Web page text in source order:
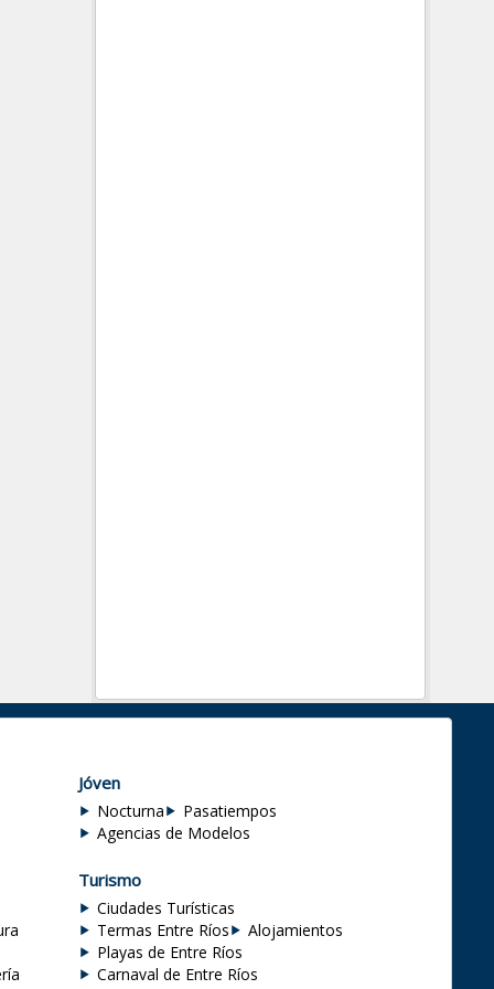
Jóven
Nocturna
Pasatiempos
Agencias de Modelos
Turismo
Ciudades Turísticas
Termas Entre Ríos
Alojamientos
Playas de Entre Ríos
Carnaval de Entre Ríos